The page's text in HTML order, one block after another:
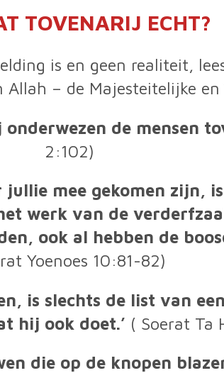
TOVENARIJ ECHT?
is en geen realiteit,
Allah – de Majesteitelijke en
de mensen
2:102)
jullie mee gekomen zijn,
werk van de
ook al hebben de
Yoenoes 10:81-82)
is slechts de list van
hij ook doet.’ ( Soerat Ta
die op de knopen